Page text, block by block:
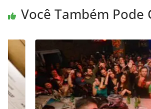
Você Também Pode